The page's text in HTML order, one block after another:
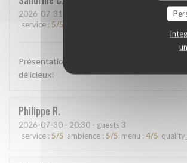
2026-07-31
service : 5/5
Présentation colorée, appétissante, plats
délicieux!
Philippe R
2026-07-30 - 20:30 - guests 3
service : 5/5 ambience : 5/5 menu : 4/5